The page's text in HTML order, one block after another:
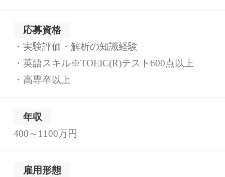
応募資格
・実験評価・解析の知識経験
・英語スキル※TOEIC(R)テスト600点以上
・高専卒以上
年収
400～1100万円
雇用形態